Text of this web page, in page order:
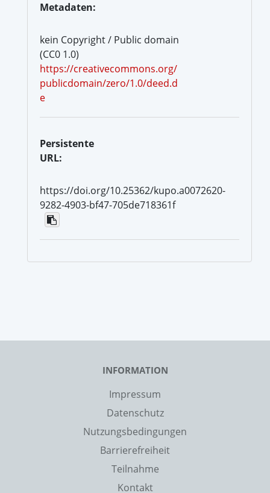
Metadaten:
kein Copyright / Public domain
(CC0 1.0)
https://creativecommons.org/
publicdomain/zero/1.0/deed.d
e
Persistente
URL:
https://doi.org/10.25362/kupo.a0072620-
9282-4903-bf47-705de718361f
INFORMATION
Impressum
Datenschutz
Nutzungsbedingungen
Barrierefreiheit
Teilnahme
Kontakt